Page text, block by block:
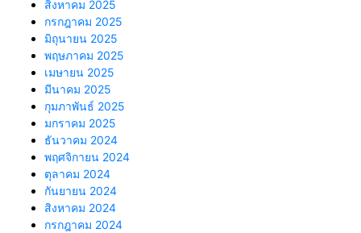
สิงหาคม 2025
กรกฎาคม 2025
มิถุนายน 2025
พฤษภาคม 2025
เมษายน 2025
มีนาคม 2025
กุมภาพันธ์ 2025
มกราคม 2025
ธันวาคม 2024
พฤศจิกายน 2024
ตุลาคม 2024
กันยายน 2024
สิงหาคม 2024
กรกฎาคม 2024